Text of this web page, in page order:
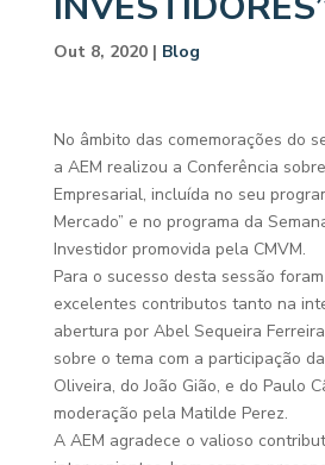
Out 8, 2020| Blog
No âmbito das comemorações do
a AEM realizou a Conferência
Empresarial, incluída no seu
Mercado” e no programa da
Investidor promovida pela CMVM.
Para o sucesso desta sessão
excelentes contributos tanto na
abertura por Abel Sequeira
sobre o tema com a participação
Oliveira, do João Gião, e do Paulo
moderação pela Matilde Perez.
A AEM agradece o valioso